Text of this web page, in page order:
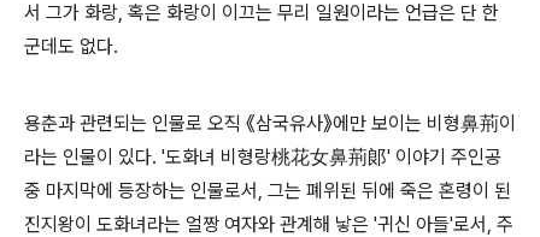
서 그가 화랑, 혹은 화랑이 이끄는 무리 일원이라는 언급은 단 한
군데도 없다.
용춘과 관련되는 인물로 오직 《삼국유사》에만 보이는 비형鼻荊이
라는 인물이 있다. '도화녀 비형랑桃花女鼻荊郞' 이야기 주인공
중 마지막에 등장하는 인물로서, 그는 폐위된 뒤에 죽은 혼령이 된
진지왕이 도화녀라는 얼짱 여자와 관계해 낳은 '귀신 아들'로서, 주